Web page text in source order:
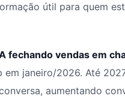
útil para quem
fechando vendas em
em janeiro/2026. Até
aumentando